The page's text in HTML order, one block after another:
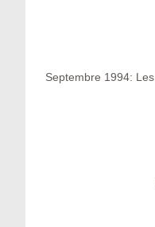
Septembre 1994: